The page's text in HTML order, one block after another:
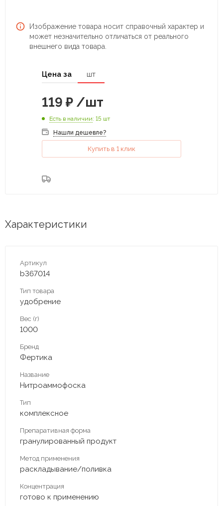
Изображение товара носит справочный характер и
может незначительно отличаться от реального
внешнего вида товара.
Цена за шт
119 ₽ /шт
Есть в наличии: 15 шт
Нашли дешевле?
Купить в 1 клик
Характеристики
Артикул
b367014
Тип товара
удобрение
Вес (г)
1000
Бренд
Фертика
Название
Нитроаммофоска
Тип
комплексное
Препаративная форма
гранулированный продукт
Метод применения
раскладывание/поливка
Концентрация
готово к применению